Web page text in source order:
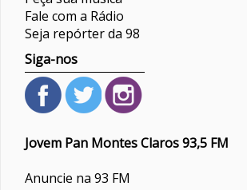
Fale com a Rádio
Seja repórter da 98
Siga-nos
Jovem Pan Montes Claros 93,5 FM
Anuncie na 93 FM